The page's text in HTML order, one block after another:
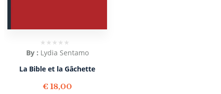
By : Lydia Sentamo
La Bible et la Gâchette
€ 18,00